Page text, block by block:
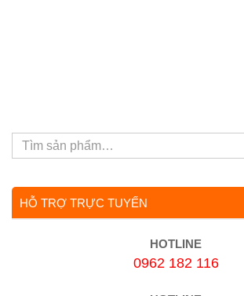
HỖ TRỢ TRỰC TUYẾN
HOTLINE
0962 182 116